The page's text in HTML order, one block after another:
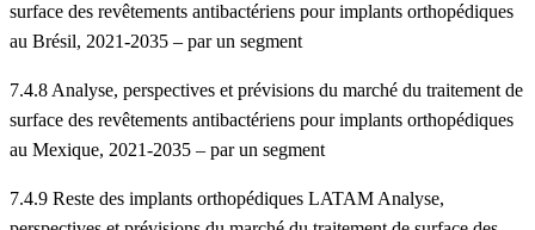
surface des revêtements antibactériens pour implants orthopédiques
au Brésil, 2021-2035 – par un segment
7.4.8 Analyse, perspectives et prévisions du marché du traitement de
surface des revêtements antibactériens pour implants orthopédiques
au Mexique, 2021-2035 – par un segment
7.4.9 Reste des implants orthopédiques LATAM Analyse,